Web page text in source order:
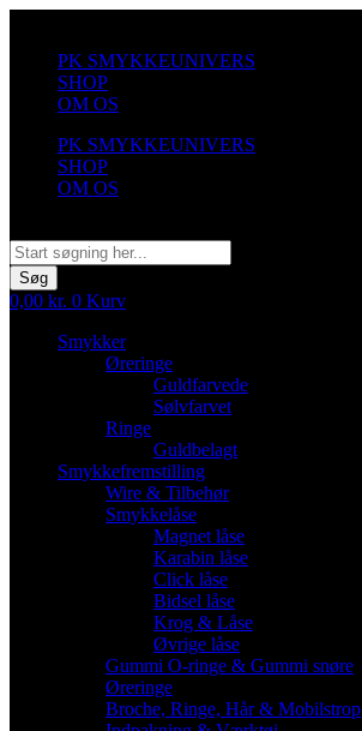
indholdPK SMYKKEUNIVERS
SHOP
OM OS
PK SMYKKEUNIVERS
SHOP
OM OS
Søg
0,00 kr. 0 Kurv
Smykker
Øreringe
Guldfarvede
Sølvfarvet
Ringe
Guldbelagt
Smykkefremstilling
Wire & Tilbehør
Smykkelåse
Magnet låse
Karabin låse
Click låse
Bidsel låse
Krog & Låse
Øvrige låse
Gummi O-ringe & Gummi snøre
Øreringe
Broche, Ringe, Hår & Mobilstrop